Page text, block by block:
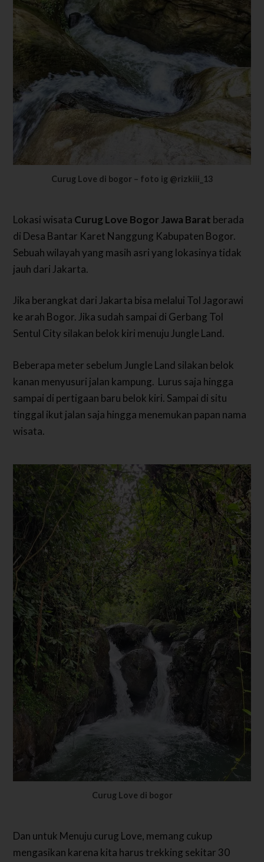
Curug Love di bogor – foto ig @rizkiii_13
Lokasi wisata Curug Love Bogor Jawa Barat berada
di Desa Bantar Karet Nanggung Kabupaten Bogor.
Sebuah wilayah yang masih asri yang lokasinya tidak
jauh dari Jakarta.
Jika berangkat dari Jakarta bisa melalui Tol Jagorawi
ke arah Bogor. Jika sudah sampai di Gerbang Tol
Sentul City silakan belok kiri menuju Jungle Land.
Beberapa meter sebelum Jungle Land silakan belok
kanan menyusuri jalan kampung. Lurus saja hingga
sampai di pertigaan baru belok kiri. Sampai di situ
tinggal ikut jalan saja hingga menemukan papan nama
wisata.
Curug Love di bogor
Dan untuk Menuju curug Love, memang cukup
mengasikan karena kita harus trekking sekitar 30